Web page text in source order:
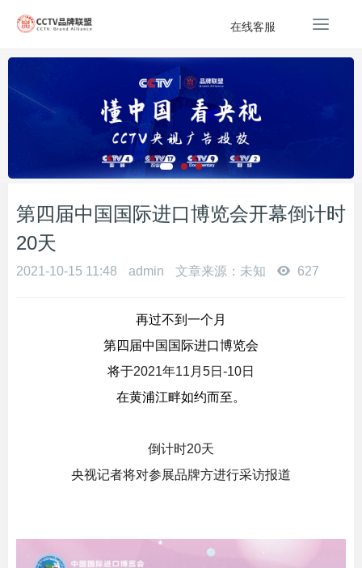
T
g
a
在线客服
第四届中国国际进口博览会开幕倒计时
20天
2021-10-15 11:48 admin 文章来源：未知 627
再过不到一个月
第四届中国国际进口博览会
将于2021年11月5日-10日
在黄浦江畔如约而至。
倒计时20天
央视记者将对参展品牌方进行采访报道